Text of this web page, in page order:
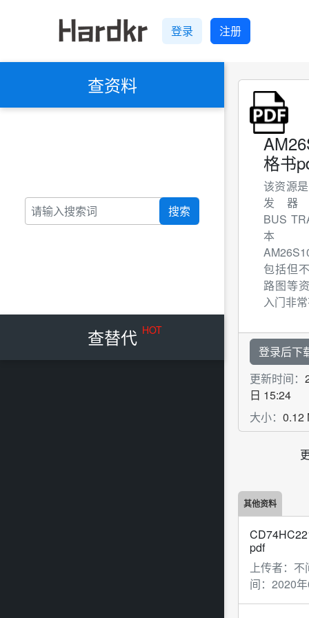
登录 注册
查资料
搜索
查替代 HOT
格书
该资源
发器
BUS
本
包括但
路图等
入门非
登录后下
更新时间：
日 15:24
大小： 0.12
其他资料
pdf
上传者： 不
间： 2020